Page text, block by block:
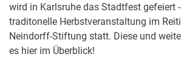
wird in Karlsruhe das Stadtfest gefeiert
traditonelle Herbstveranstaltung im
Neindorff-Stiftung statt. Diese und
es hier im Überblick!